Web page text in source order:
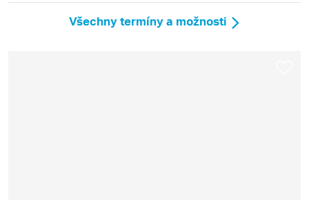
Všechny termíny a možnosti